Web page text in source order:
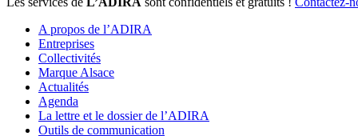
A propos de l’ADIRA
Entreprises
Collectivités
Marque Alsace
Actualités
Agenda
La lettre et le dossier de l’ADIRA
Outils de communication